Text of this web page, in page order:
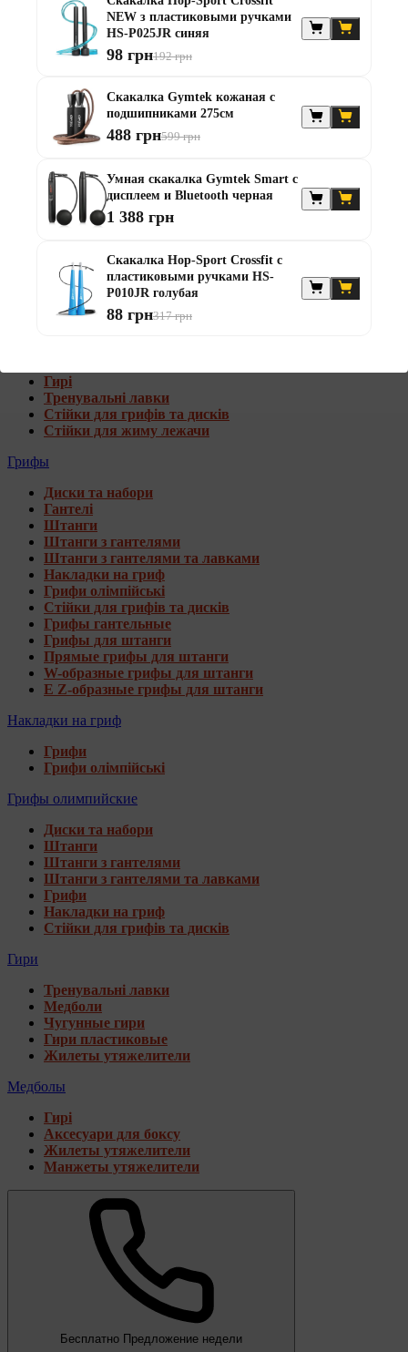
Штанги с w-образным грифом
Жилеты утяжелители
Штанги с гантелями
Диски та набори
Гантелі
Штанги
Штанги з гантелями та лавками
Грифи олімпійські
Тренувальні лавки
Стійки для грифів та дисків
Стійки для жиму лежачи
Штанги с гантелями и лавками
Диски та набори
Гантелі
Штанги
Гирі
Тренувальні лавки
Стійки для грифів та дисків
Стійки для жиму лежачи
Грифы
Диски та набори
Гантелі
Штанги
Штанги з гантелями
Штанги з гантелями та лавками
Накладки на гриф
Грифи олімпійські
Стійки для грифів та дисків
Грифы гантельные
Грифы для штанги
Прямые грифы для штанги
W-образные грифы для штанги
E Z-образные грифы для штанги
Накладки на гриф
Грифи
Грифи олімпійські
Грифы олимпийские
Диски та набори
Штанги
Штанги з гантелями
Штанги з гантелями та лавками
Грифи
Накладки на гриф
Стійки для грифів та дисків
Гири
Тренувальні лавки
Медболи
Чугунные гири
Гири пластиковые
Жилеты утяжелители
Медболы
Гирі
Аксесуари для боксу
Жилеты утяжелители
Манжеты утяжелители
Бесплатно Предложение недели
NEW з пластиковыми ручками
HS-P025JR синяя
98 грн192 грн
Скакалка Gymtek кожаная с
подшипниками 275см
488 грн599 грн
Умная скакалка Gymtek Smart с
дисплеем и Bluetooth черная
1 388 грн
Скакалка Hop-Sport Crossfit с
пластиковыми ручками HS-
P010JR голубая
88 грн317 грн